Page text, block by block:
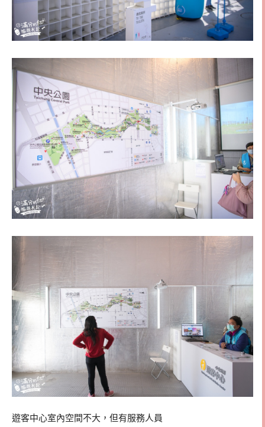
遊客中心室內空間不大，但有服務人員